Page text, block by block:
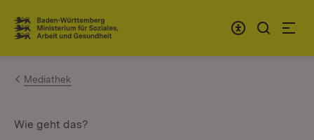
Zum Inhalt springen
Link zur Startseite
Mediathek
Wie geht das?